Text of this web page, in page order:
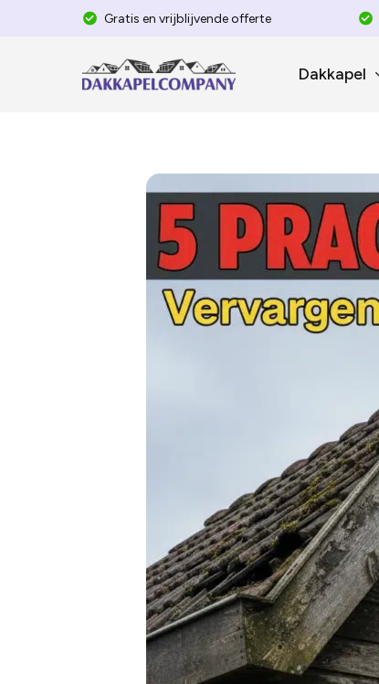
Gratis en vrijblijvende offerte
Dakkapel